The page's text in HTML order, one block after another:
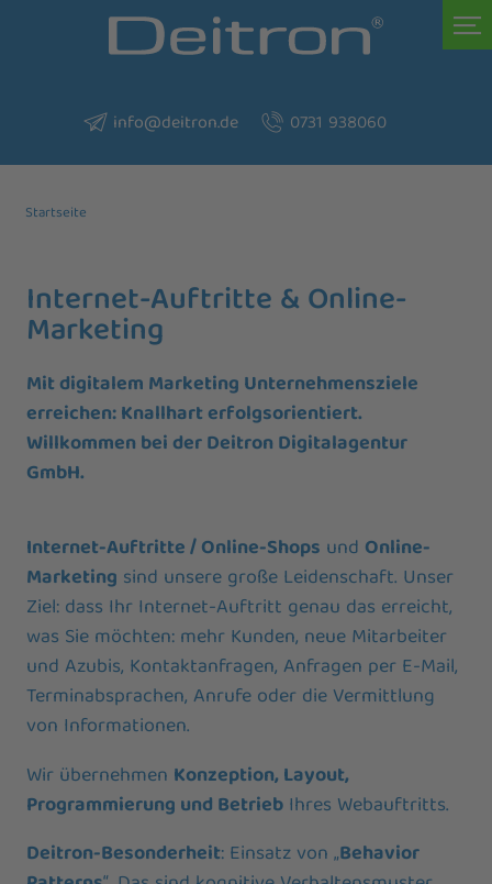
info@deitron.de 0731 938060
Startseite
Internet-Auftritte & Online-
Marketing
Mit digitalem Marketing Unternehmensziele
erreichen: Knallhart erfolgsorientiert.
Willkommen bei der Deitron Digitalagentur
GmbH.
Internet-Auftritte / Online-Shops und Online-
Marketing sind unsere große Leidenschaft. Unser
Ziel: dass Ihr Internet-Auftritt genau das erreicht,
was Sie möchten: mehr Kunden, neue Mitarbeiter
und Azubis, Kontaktanfragen, Anfragen per E-Mail,
Terminabsprachen, Anrufe oder die Vermittlung
von Informationen.
Wir übernehmen Konzeption, Layout,
Programmierung und BetriebIhres Webauftritts.
Deitron-Besonderheit: Einsatz von „Behavior